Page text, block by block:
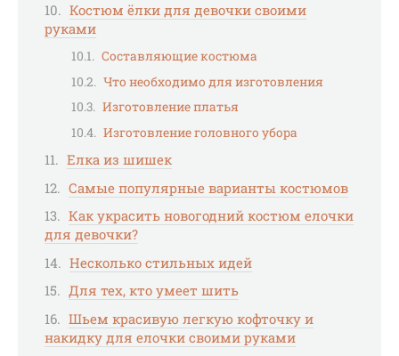
Костюм ёлки для девочки своими
руками
Составляющие костюма
Что необходимо для изготовления
Изготовление платья
Изготовление головного убора
Елка из шишек
Самые популярные варианты костюмов
Как украсить новогодний костюм елочки
для девочки?
Несколько стильных идей
Для тех, кто умеет шить
Шьем красивую легкую кофточку и
накидку для елочки своими руками